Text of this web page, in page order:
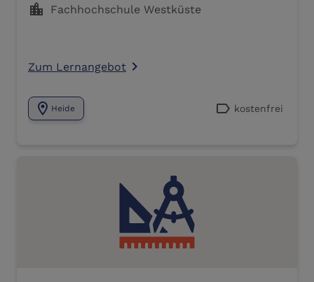
location_city Fachhochschule Westküste
Zum Lernangebot navigate_next
location_on Heide label kostenfrei